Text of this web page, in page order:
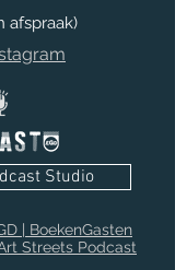
afspraak)
Studio
| BoekenGasten
Streets Podcast